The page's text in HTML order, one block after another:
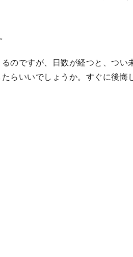
のですが、日数が経つと、つい
らいいでしょうか。すぐに後悔